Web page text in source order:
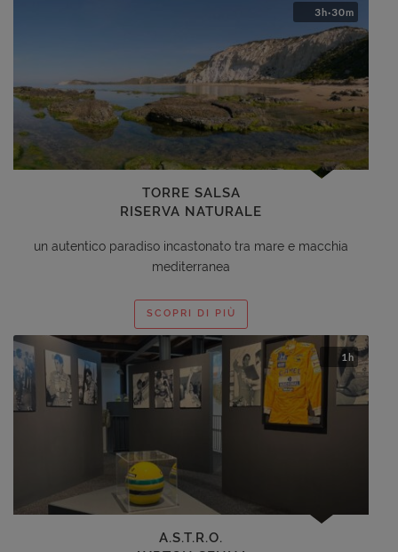
TORRE SALSA
RISERVA NATURALE
un autentico paradiso incastonato tra mare e macchia
mediterranea
SCOPRI DI PIÙ
3h·30m
A.S.T.R.O.
1 h